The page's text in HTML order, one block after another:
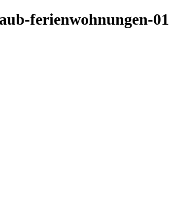
ferienwohnungen-01